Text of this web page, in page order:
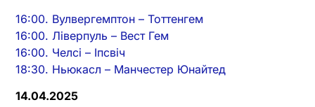
16:00. Вулвергемптон – Тоттенгем
16:00. Ліверпуль – Вест Гем
16:00. Челсі – Іпсвіч
18:30. Ньюкасл – Манчестер Юнайтед
14.04.2025